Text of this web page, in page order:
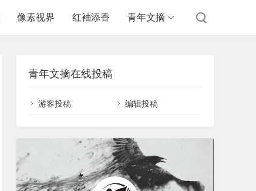
像素视界 红袖添香 青年文摘
青年文摘在线投稿
游客投稿 编辑投稿